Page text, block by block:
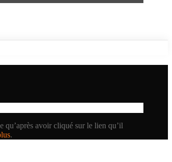
avoir cliqué sur le lien qu’il
.